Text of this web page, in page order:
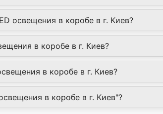
освещения в коробе в г. Киев?
в коробе в г. Киев?
в коробе в г. Киев?
в коробе в г. Киев"?